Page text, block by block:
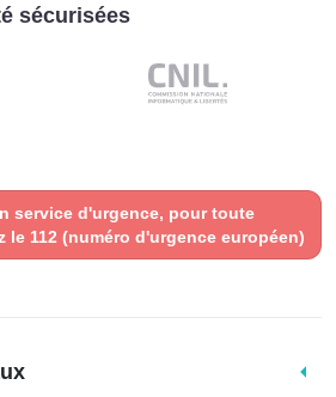
sécurisées
service d'urgence, pour toute
le 112 (numéro d'urgence européen)